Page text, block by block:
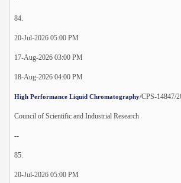
84.
20-Jul-2026 05:00 PM
17-Aug-2026 03:00 PM
18-Aug-2026 04:00 PM
High Performance Liquid Chromatography/CPS-14847/
Council of Scientific and Industrial Research
--
85.
20-Jul-2026 05:00 PM